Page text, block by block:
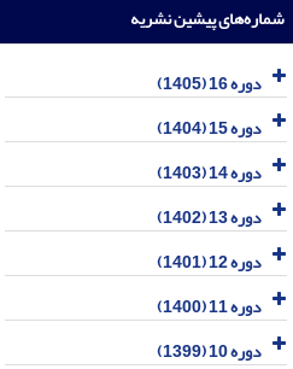
شماره‌های پیشین نشریه
دوره 16 (1405)
دوره 15 (1404)
دوره 14 (1403)
دوره 13 (1402)
دوره 12 (1401)
دوره 11 (1400)
دوره 10 (1399)